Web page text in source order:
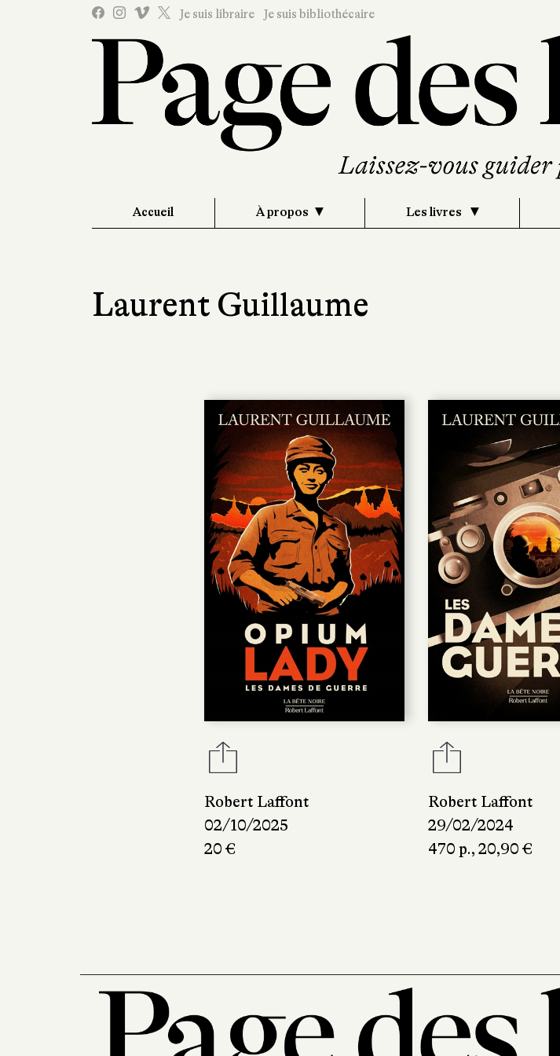
Je suis libraire Je suis bibliothécaire
Accueil À propos Les livres
Laurent Guillaume
Robert Laffont
02/10/2025
20 €
Robert Laffont
29/02/2024
470 p., 20,90 €